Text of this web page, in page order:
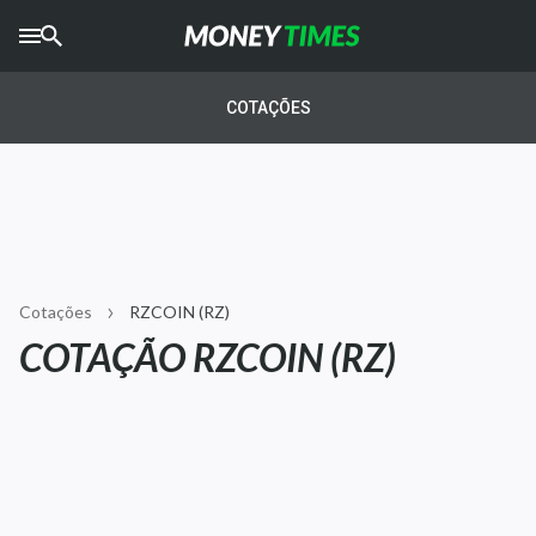
AGROTIMES
Newsletters
Money Trader
COTAÇÕES
Cotações RZCOIN (RZ)
COTAÇÃO RZCOIN (RZ)